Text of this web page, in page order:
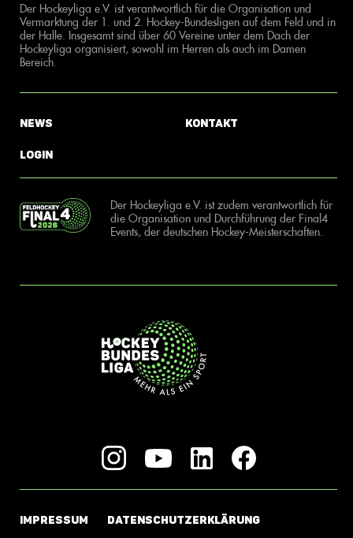
Der Hockeyliga e.V. ist verantwortlich für die Organisation und
Vermarktung der 1. und 2. Hockey-Bundesligen auf dem Feld und in
der Halle. Insgesamt sind über 60 Vereine unter dem Dach der
Hockeyliga organisiert, sowohl im Herren als auch im Damen
Bereich.
News
Login
Kontakt
Der Hockeyliga e.V. ist zudem verantwortlich für
die Organisation und Durchführung der Final4
Events, der deutschen Hockey-Meisterschaften.
IMPRESSUM DATENSCHUTZERKLÄRUNG